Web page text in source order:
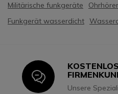
Militärische funkgeräte
Funkgerät wasserdicht
Icon
Unsere